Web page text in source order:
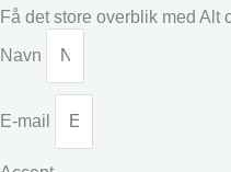
Få det store overblik med Alt
Navn
E-mail